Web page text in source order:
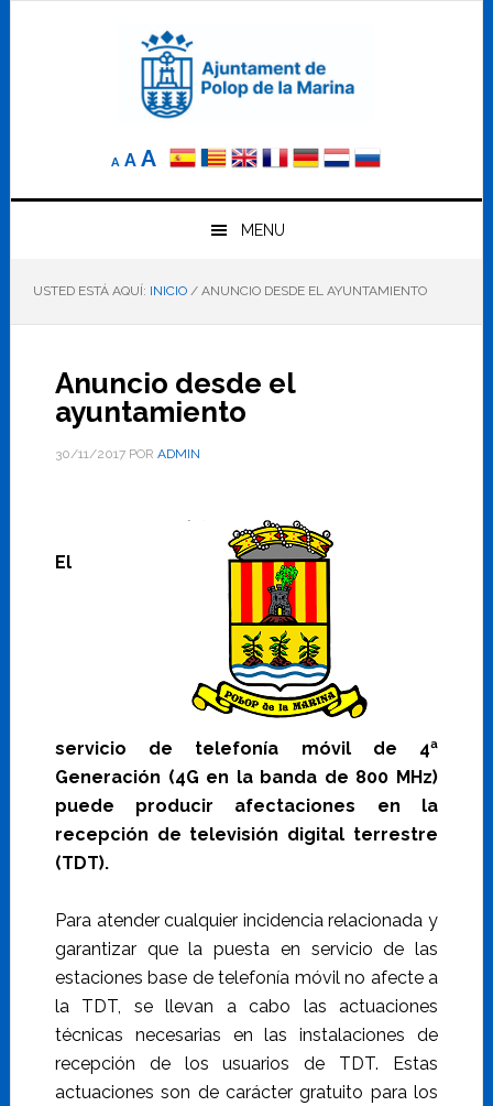
A
Reducir
elA Tamaño
AAumentar
el
tamaño
letra
MENU
USTED ESTÁ AQUÍ: INICIO /ANUNCIO DESDE EL AYUNTAMIENTO
Anuncio desde el
ayuntamiento
30/11/2017POR ADMIN
El
servicio de telefonía móvil de 4ª
Generación (4G en la banda de 800 MHz)
puede producir afectaciones en la
recepción de televisión digital terrestre
(TDT).
Para atender cualquier incidencia relacionada y
garantizar que la puesta en servicio de las
estaciones base de telefonía móvil no afecte a
la TDT, se llevan a cabo las actuaciones
técnicas necesarias en las instalaciones de
recepción de los usuarios de TDT. Estas
actuaciones son de carácter gratuito para los